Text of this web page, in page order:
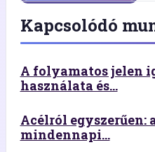
Kapcsolódó
A folyamatos jelen
használata és...
Acélról egyszerűen:
mindennapi...